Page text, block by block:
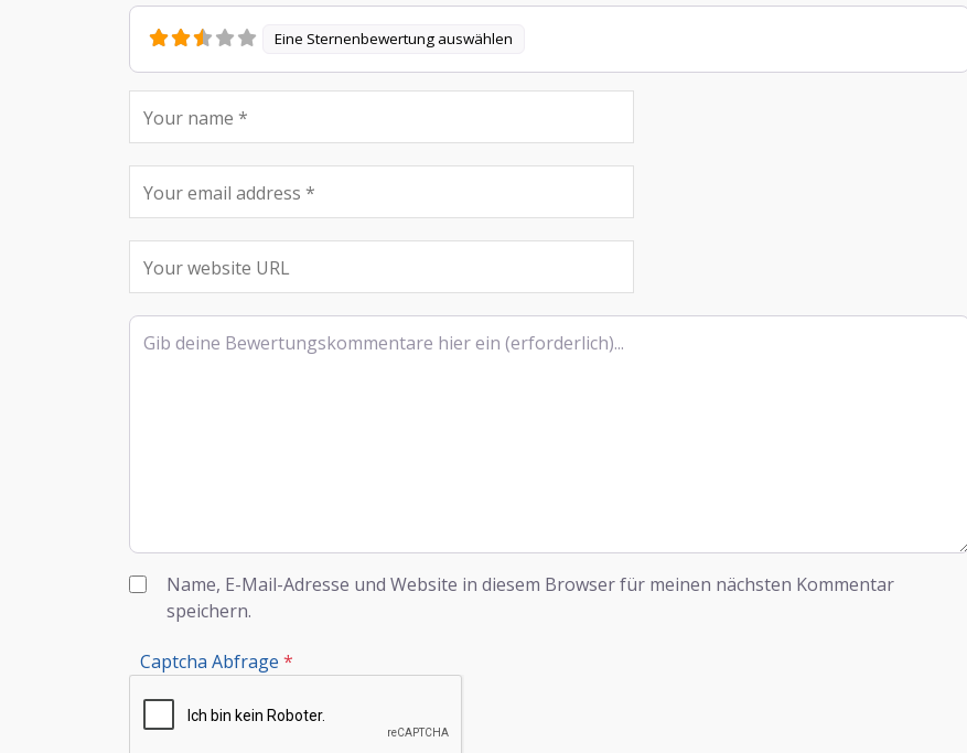
Eine Sternenbewertung auswählen
Rezensionstext
Name, E-Mail-Adresse und Website in diesem Browser für meinen nächsten Kommentar
speichern.
Captcha Abfrage *